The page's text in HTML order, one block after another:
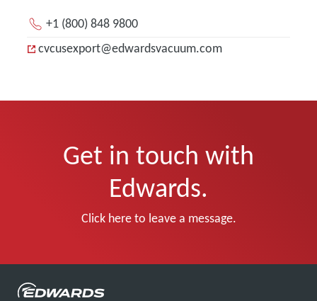
+1 (800) 848 9800
cvcusexport@edwardsvacuum.com
Get in touch with
Edwards.
Click here to leave a message.